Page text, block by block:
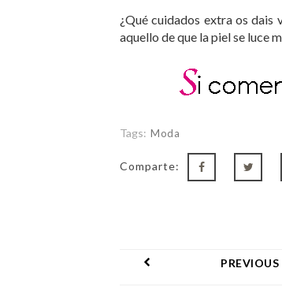
¿Qué cuidados extra os dais
aquello de que la piel se luce
Tags: Moda
Comparte:
PREVIOUS